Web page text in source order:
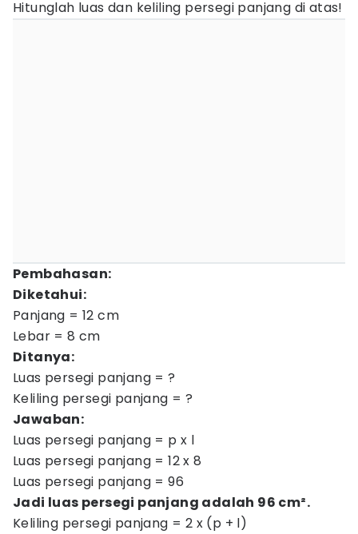
Hitunglah luas dan keliling persegi panjang di atas!
Pembahasan:
Diketahui:
Panjang = 12 cm
Lebar = 8 cm
Ditanya:
Luas persegi panjang = ?
Keliling persegi panjang = ?
Jawaban:
Luas persegi panjang = p x l
Luas persegi panjang = 12 x 8
Luas persegi panjang = 96
Jadi luas persegi panjang adalah 96 cm².
Keliling persegi panjang = 2 x (p + l)